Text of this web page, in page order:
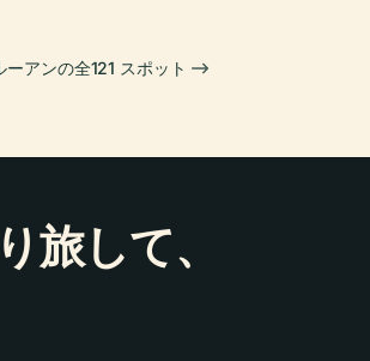
ーアンの全121 スポット
旅して、